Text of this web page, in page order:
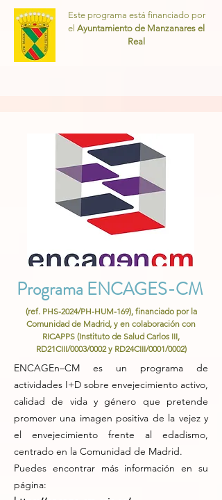
Este programa está financiado por
el Ayuntamiento de Manzanares el
Real
Programa ENCAGES-CM
(ref. PHS-2024/PH-HUM-169), financiado por la
Comunidad de Madrid, y en colaboración con
RICAPPS (Instituto de Salud Carlos III,
RD21CIII/0003/0002 y RD24CIII/0001/0002)
ENCAGEn–CM es un programa de
actividades I+D sobre envejecimiento activo,
calidad de vida y género que pretende
promover una imagen positiva de la vejez y
el envejecimiento frente al edadismo,
centrado en la Comunidad de Madrid.
Puedes encontrar más información en su
página: